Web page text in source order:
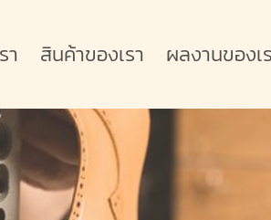
า สินค้าของเรา ผลงานของเ